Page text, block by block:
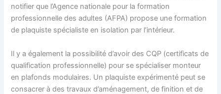
notifier que l’Agence nationale pour la formation
professionnelle des adultes (AFPA) propose une formation
de plaquiste spécialiste en isolation par l’intérieur.
Il y a également la possibilité d’avoir des CQP (certificats de
qualification professionnelle) pour se spécialiser monteur
en plafonds modulaires. Un plaquiste expérimenté peut se
consacrer à des travaux d’aménagement, de finition et de